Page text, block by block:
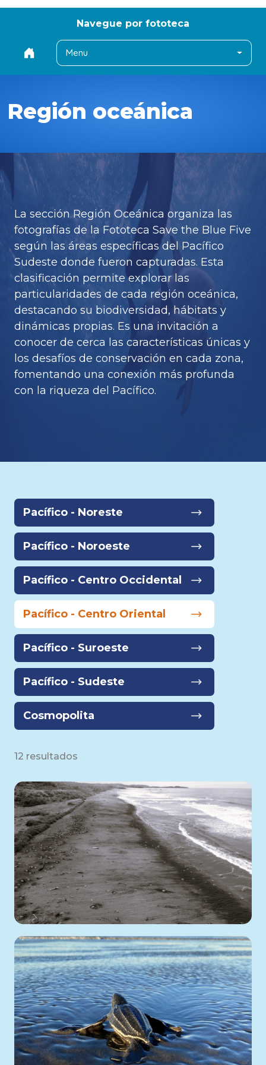
Navegue por fototeca
Menu
Región oceánica
La sección Región Oceánica organiza las
fotografías de la Fototeca Save the Blue Five
según las áreas específicas del Pacífico
Sudeste donde fueron capturadas. Esta
clasificación permite explorar las
particularidades de cada región oceánica,
destacando su biodiversidad, hábitats y
dinámicas propias. Es una invitación a
conocer de cerca las características únicas y
los desafíos de conservación en cada zona,
fomentando una conexión más profunda
con la riqueza del Pacífico.
Pacífico - Noreste
Pacífico - Noroeste
Pacífico - Centro Occidental
Pacífico - Centro Oriental
Pacífico - Suroeste
Pacífico - Sudeste
Cosmopolita
12 resultados
2730
24 deSeptiembre2021
Eliécer Núñez Durán
Avistamientos → Tortugas marinas
2756
08 deMarzo2021
Eliécer Núñez Durán
Avistamientos → Tortugas marinas